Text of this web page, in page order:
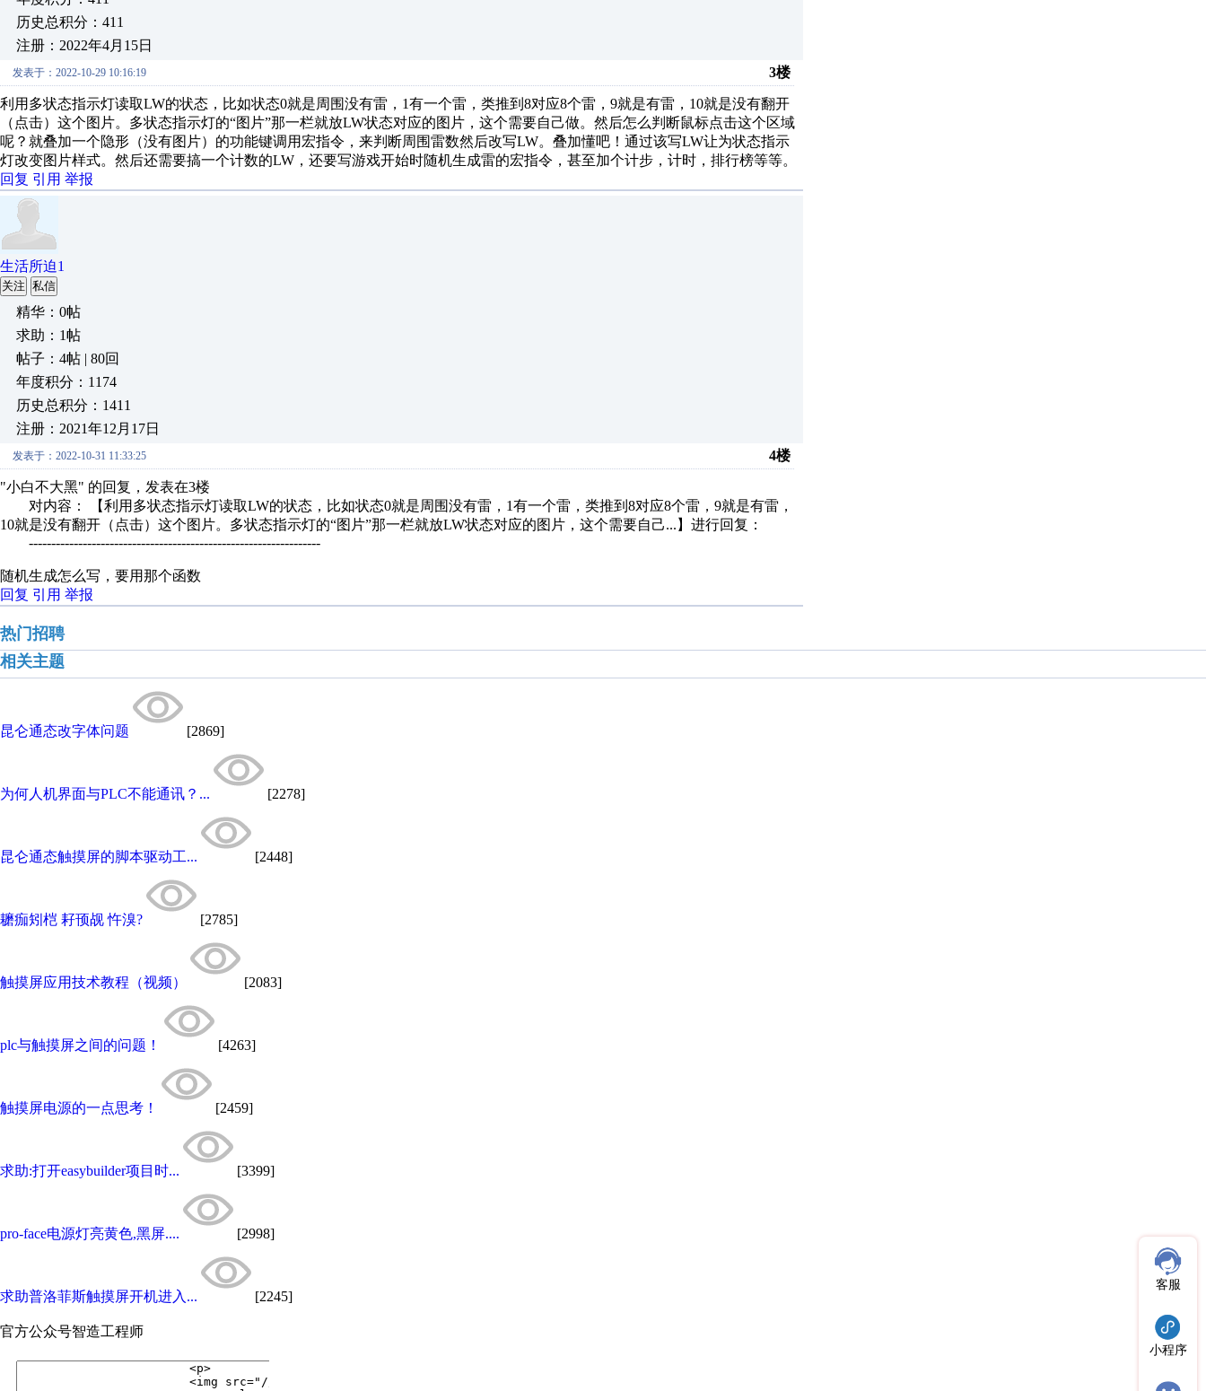
历史总积分：411
注册：2022年4月15日
发表于：2022-10-29 10:16:19 3楼
利用多状态指示灯读取LW的状态，比如状态0就是周围没有雷，1有一个雷，类推到8对应8个雷，9就是有雷，10就是没有翻开
（点击）这个图片。多状态指示灯的“图片”那一栏就放LW状态对应的图片，这个需要自己做。然后怎么判断鼠标点击这个区域
呢？就叠加一个隐形（没有图片）的功能键调用宏指令，来判断周围雷数然后改写LW。叠加懂吧！通过该写LW让为状态指示
灯改变图片样式。然后还需要搞一个计数的LW，还要写游戏开始时随机生成雷的宏指令，甚至加个计步，计时，排行榜等等。
回复 引用 举报
生活所迫1
关注 私信
精华：0帖
求助：1帖
帖子：4帖 | 80回
年度积分：1174
历史总积分：1411
注册：2021年12月17日
发表于：2022-10-31 11:33:25 4楼
"小白不大黑" 的回复，发表在3楼
对内容： 【利用多状态指示灯读取LW的状态，比如状态0就是周围没有雷，1有一个雷，类推到8对应8个雷，9就是有雷，
10就是没有翻开（点击）这个图片。多状态指示灯的“图片”那一栏就放LW状态对应的图片，这个需要自己...】进行回复：
-----------------------------------------------------------------
随机生成怎么写，要用那个函数
回复 引用 举报
热门招聘
相关主题
昆仑通态改字体问题 [2869]
为何人机界面与PLC不能通讯？... [2278]
昆仑通态触摸屏的脚本驱动工... [2448]
耱痂矧桤 耔顸觇 忤溴? [2785]
触摸屏应用技术教程（视频） [2083]
plc与触摸屏之间的问题！ [4263]
触摸屏电源的一点思考！ [2459]
求助:打开easybuilder项目时... [3399]
pro-face电源灯亮黄色,黑屏.... [2998]
求助普洛菲斯触摸屏开机进入... [2245]
官方公众号智造工程师
客服
小程序